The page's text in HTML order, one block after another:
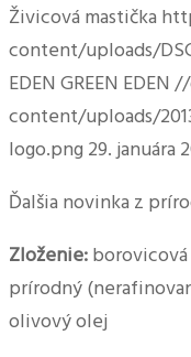
Živicová mastička
content/uploads/
EDEN GREEN EDEN
content/uploads/
logo.png 29. januára
Ďalšia novinka z
Zloženie:
prírodný
olivový olej